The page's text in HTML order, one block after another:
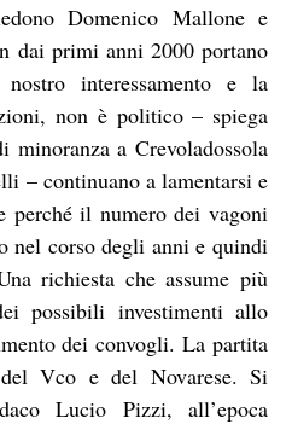
Domenico Mallone e
dai primi anni 2000 portano
interessamento e la
non è politico – spiega
a Crevoladossola
– continuano a lamentarsi e
perché il numero dei vagoni
nel corso degli anni e quindi
richiesta che assume più
possibili investimenti allo
dei convogli. La partita
Vco e del Novarese. Si
Lucio Pizzi, all’epoca